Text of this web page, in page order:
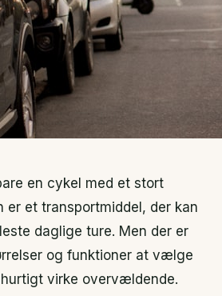
en cykel med et stort
er et transportmiddel, der kan
daglige ture. Men der er
og funktioner at vælge
virke overvældende.